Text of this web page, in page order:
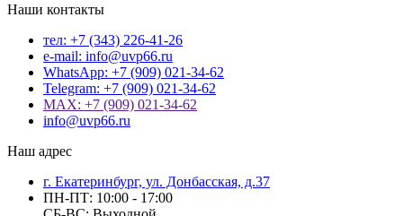
Наши контакты
тел: +7 (343) 226-41-26
e-mail: info@uvp66.ru
WhatsApp: +7 (909) 021-34-62
Telegram: +7 (909) 021-34-62
MAX: +7 (909) 021-34-62
info@uvp66.ru
Наш адрес
г. Екатеринбург, ул. Донбасская, д.37
ПН-ПТ: 10:00 - 17:00